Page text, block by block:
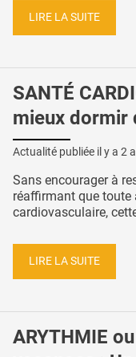
LIRE LA SUITE
SANTÉ
mieux dormir
Actualité publiée il y a 2
Sans encourager à
réaffirmant que
cardiovasculaire,
LIRE LA SUITE
ARYTHMIE